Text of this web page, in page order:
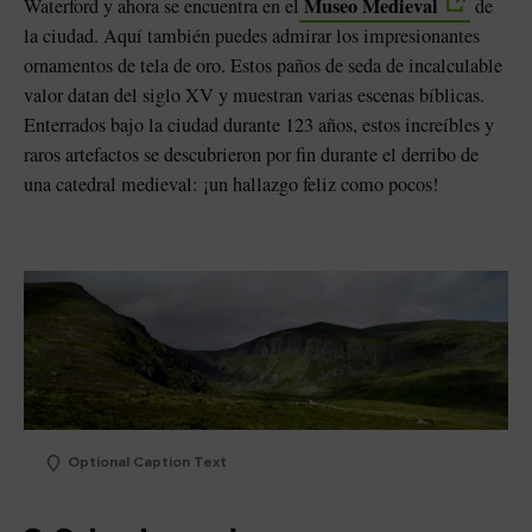
Waterford y ahora se encuentra en el Museo Medieval
de
la ciudad. Aquí también puedes admirar los impresionantes
ornamentos de tela de oro. Estos paños de seda de incalculable
valor datan del siglo XV y muestran varias escenas bíblicas.
Enterrados bajo la ciudad durante 123 años, estos increíbles y
raros artefactos se descubrieron por fin durante el derribo de
una catedral medieval: ¡un hallazgo feliz como pocos!
Optional Caption Text